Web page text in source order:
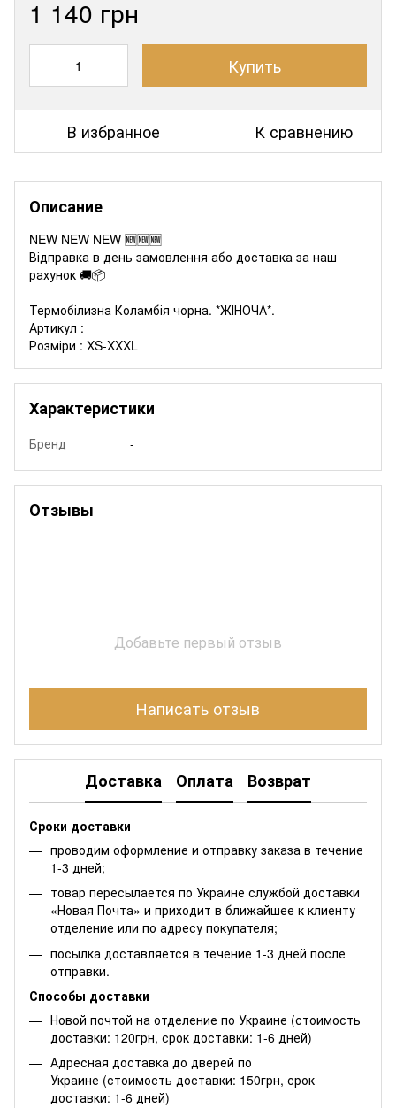
1 140 грн
Купить
В избранное К сравнению
Описание
NEW NEW NEW 🆕🆕🆕
Відправка в день замовлення або доставка за наш
рахунок 🚚📦
Термобілизна Коламбія чорна. *ЖІНОЧА*.
Артикул :
Розміри : XS-XXXL
Характеристики
Бренд -
Отзывы
Добавьте первый отзыв
Написать отзыв
Доставка Оплата Возврат
Сроки доставки
проводим оформление и отправку заказа в течение
1-3 дней;
товар пересылается по Украине службой доставки
«Новая Почта» и приходит в ближайшее к клиенту
отделение или по адресу покупателя;
посылка доставляется в течение 1-3 дней после
отправки.
Способы доставки
Новой почтой на отделение по Украине (стоимость
доставки: 120грн, срок доставки: 1-6 дней)
Адресная доставка до дверей по
Украине (стоимость доставки: 150грн, срок
доставки: 1-6 дней)